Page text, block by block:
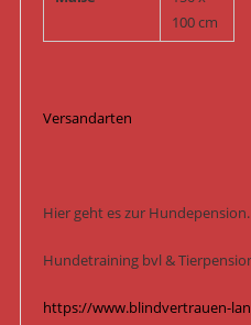
100 cm
Versandarten
Hier geht es zur Hundepension.
Hundetraining bvl &
https://www.blindvertrauen-